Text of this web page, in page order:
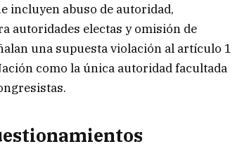
incluyen abuso de autoridad,
autoridades electas y omisión de
una supuesta violación al artículo 1
como la única autoridad facultada